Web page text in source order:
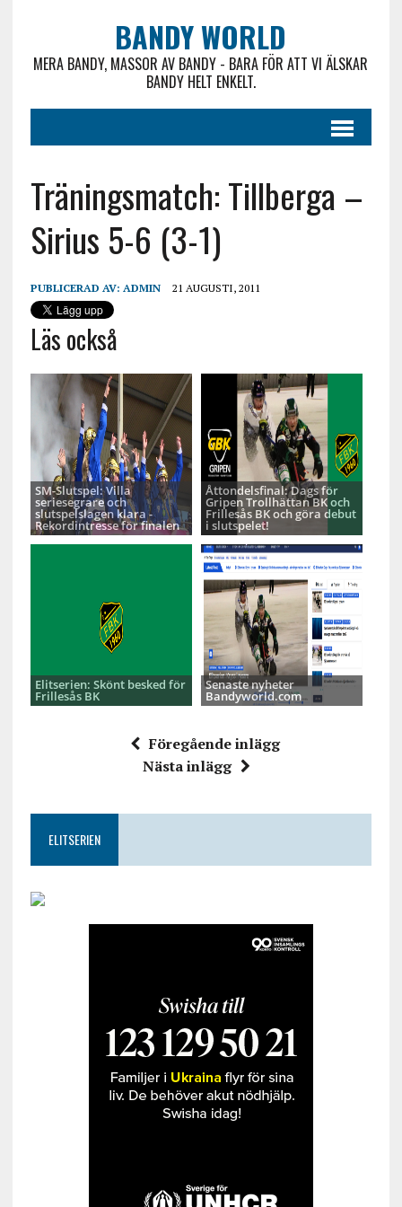
BANDY WORLD
MERA BANDY, MASSOR AV BANDY - BARA FÖR ATT VI ÄLSKAR
BANDY HELT ENKELT.
Träningsmatch: Tillberga –
Sirius 5-6 (3-1)
PUBLICERAD AV: ADMIN 21 AUGUSTI, 2011
Läs också
SM-Slutspel: Villa
seriesegrare och
slutspelslagen klara -
Rekordintresse för finalen
Åttondelsfinal: Dags för
Gripen Trollhättan BK och
Frillesås BK och göra debut
i slutspelet!
Elitserien: Skönt besked för
Frillesås BK
Senaste nyheter
Bandyworld.com
Föregående inlägg
Nästa inlägg
ELITSERIEN